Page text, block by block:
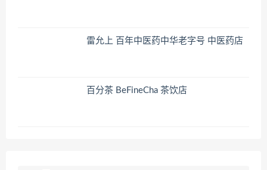
雷允上 百年中医药中华老字号 中医药店
百分茶 BeFineCha 茶饮店